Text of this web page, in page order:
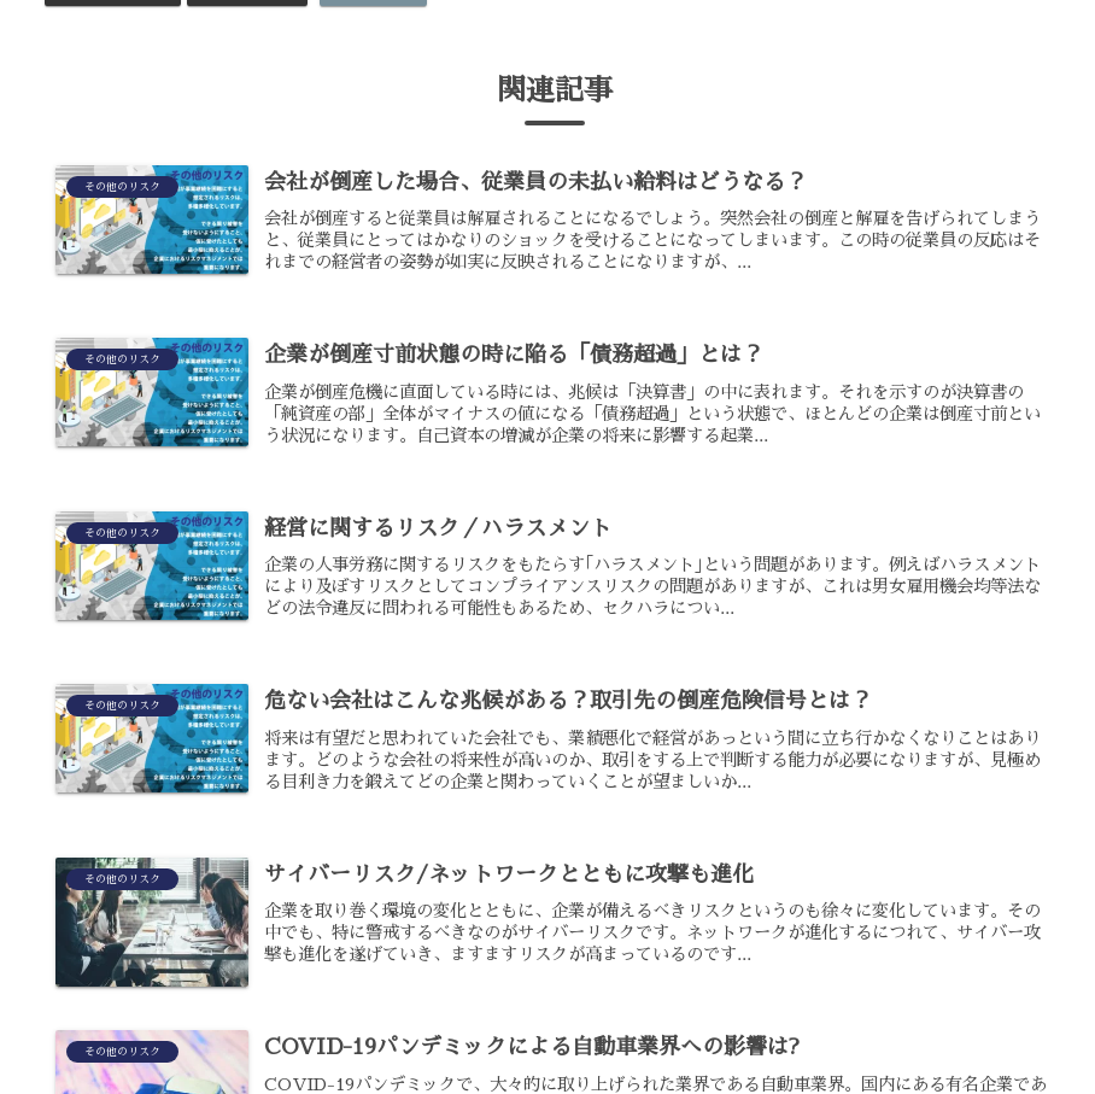
関連記事
その他のリスク 会社が倒産した場合、従業員の未払い給料はどうなる？
会社が倒産すると従業員は解雇されることになるでしょう。突然会社の倒産と解雇を告げられてしまう
と、従業員にとってはかなりのショックを受けることになってしまいます。この時の従業員の反応はそ
れまでの経営者の姿勢が如実に反映されることになりますが、...
その他のリスク 企業が倒産寸前状態の時に陥る「債務超過」とは？
企業が倒産危機に直面している時には、兆候は「決算書」の中に表れます。それを示すのが決算書の
「純資産の部」全体がマイナスの値になる「債務超過」という状態で、ほとんどの企業は倒産寸前とい
う状況になります。自己資本の増減が企業の将来に影響する起業...
その他のリスク 経営に関するリスク／ハラスメント
企業の人事労務に関するリスクをもたらす｢ハラスメント｣という問題があります。例えばハラスメント
により及ぼすリスクとしてコンプライアンスリスクの問題がありますが、これは男女雇用機会均等法な
どの法令違反に問われる可能性もあるため、セクハラについ...
その他のリスク 危ない会社はこんな兆候がある？取引先の倒産危険信号とは？
将来は有望だと思われていた会社でも、業績悪化で経営があっという間に立ち行かなくなりことはあり
ます。どのような会社の将来性が高いのか、取引をする上で判断する能力が必要になりますが、見極め
る目利き力を鍛えてどの企業と関わっていくことが望ましいか...
その他のリスク サイバーリスク/ネットワークとともに攻撃も進化
企業を取り巻く環境の変化とともに、企業が備えるべきリスクというのも徐々に変化しています。その
中でも、特に警戒するべきなのがサイバーリスクです。ネットワークが進化するにつれて、サイバー攻
撃も進化を遂げていき、ますますリスクが高まっているのです...
その他のリスク COVID-19パンデミックによる自動車業界への影響は?
COVID-19パンデミックで、大々的に取り上げられた業界である自動車業界。国内にある有名企業であ